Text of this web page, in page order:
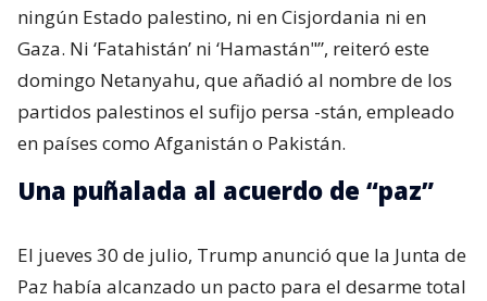
ningún Estado palestino, ni en Cisjordania ni en
Gaza. Ni ‘Fatahistán’ ni ‘Hamastán"”, reiteró este
domingo Netanyahu, que añadió al nombre de los
partidos palestinos el sufijo persa -stán, empleado
en países como Afganistán o Pakistán.
Una puñalada al acuerdo de “paz”
El jueves 30 de julio, Trump anunció que la Junta de
Paz había alcanzado un pacto para el desarme total